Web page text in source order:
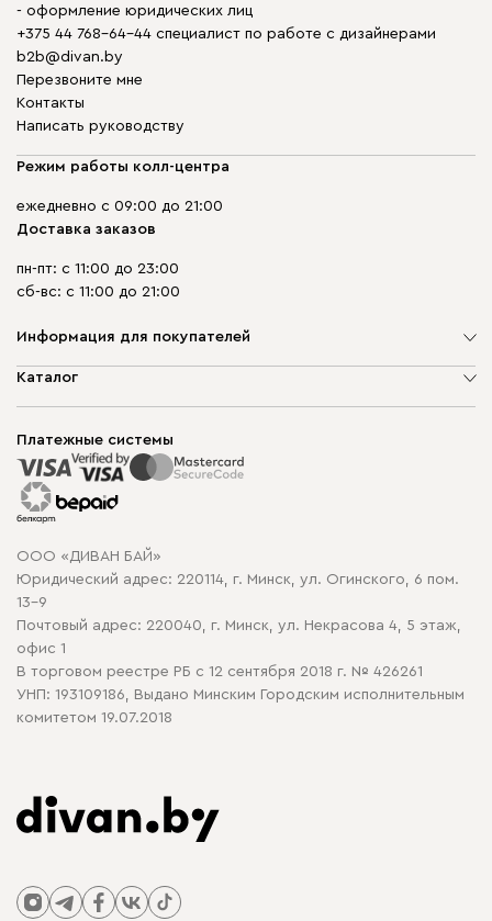
- оформление юридических лиц
+375 44 768-64-44 специалист по работе с дизайнерами
b2b@divan.by
Перезвоните мне
Контакты
Написать руководству
Режим работы колл-центра
ежедневно с 09:00 до 21:00
Доставка заказов
пн-пт: с 11:00 до 23:00
сб-вс: с 11:00 до 21:00
Информация для покупателей
О компании
Способы оплаты
Рассрочка и кредит
Гарантия
Карта сайта
Политика конфиденциальности
Политика в отношении обработки cookie
Каталог
Корпусная мебель
Распродажа мебели
Платежные системы
ООО «ДИВАН БАЙ»
Юридический адрес: 220114, г. Минск, ул. Огинского, 6 пом.
13-9
Почтовый адрес: 220040, г. Минск, ул. Некрасова 4, 5 этаж,
офис 1
В торговом реестре РБ с 12 сентября 2018 г. № 426261
УНП: 193109186, Выдано Минским Городским исполнительным
комитетом 19.07.2018